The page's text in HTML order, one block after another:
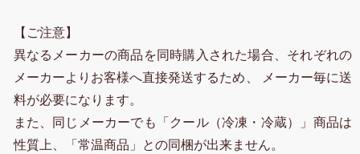
【ご注意】
異なるメーカーの商品を同時購入された場合、それぞれの
メーカーよりお客様へ直接発送するため、 メーカー毎に送
料が必要になります。
また、同じメーカーでも「クール（冷凍・冷蔵）」商品は
性質上、「常温商品」との同梱が出来ません。